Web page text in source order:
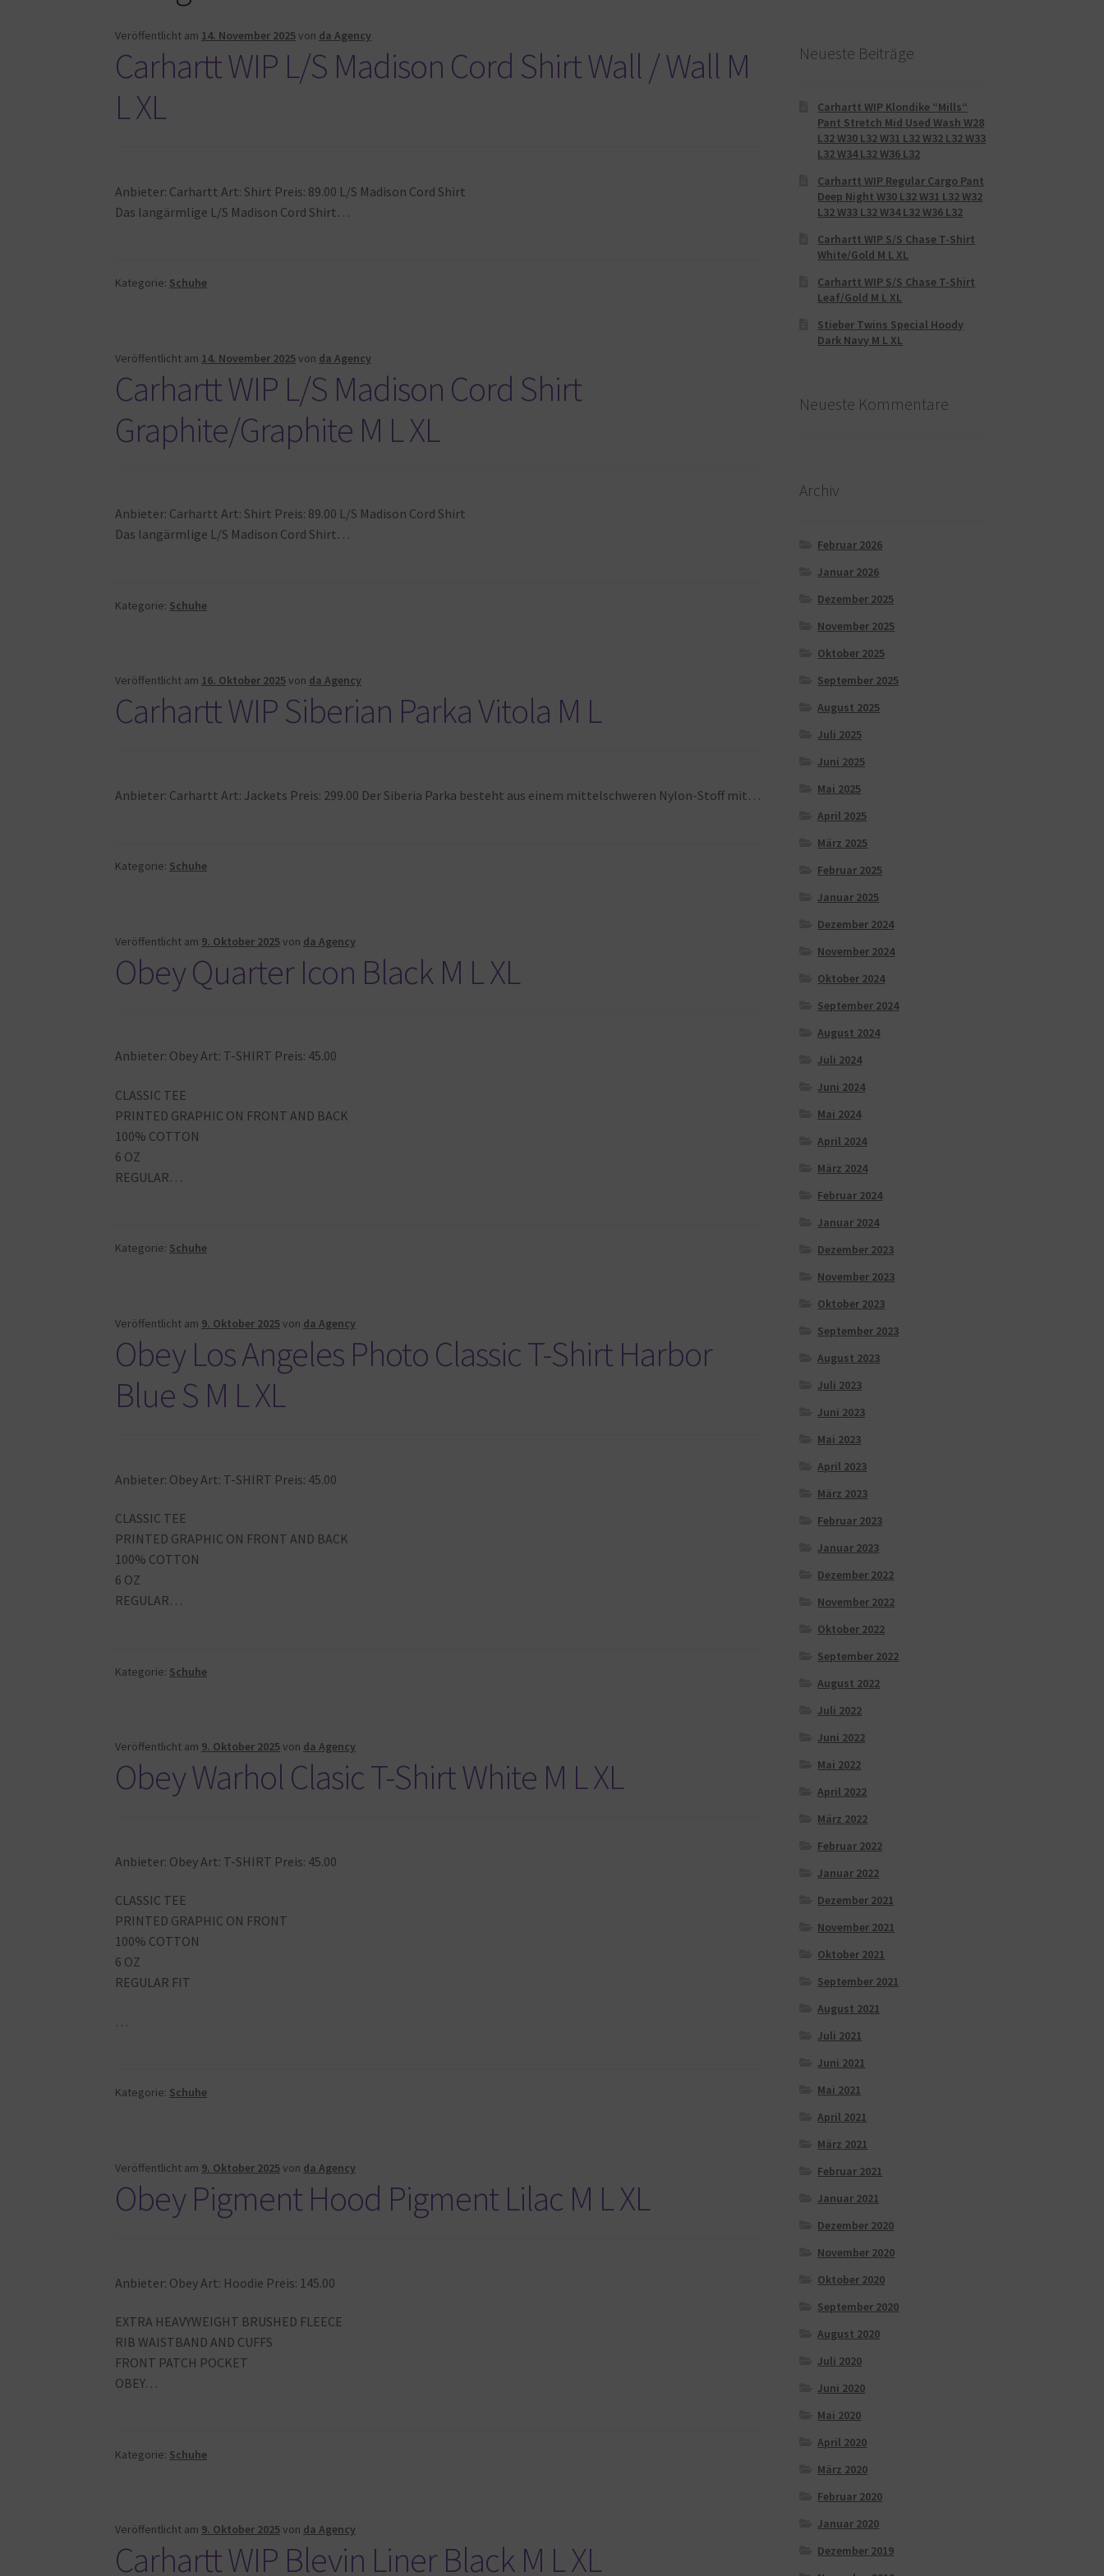
Veröffentlicht am 14. November 2025von da Agency
Carhartt WIP L/S Madison Cord Shirt Wall / Wall M
L XL
Anbieter: Carhartt Art: Shirt Preis: 89.00 L/S Madison Cord Shirt
Das langärmlige L/S Madison Cord Shirt…
Kategorie: Schuhe
Veröffentlicht am 14. November 2025von da Agency
Carhartt WIP L/S Madison Cord Shirt
Graphite/Graphite M L XL
Anbieter: Carhartt Art: Shirt Preis: 89.00 L/S Madison Cord Shirt
Das langärmlige L/S Madison Cord Shirt…
Kategorie: Schuhe
Veröffentlicht am 16. Oktober 2025von da Agency
Carhartt WIP Siberian Parka Vitola M L
Anbieter: Carhartt Art: Jackets Preis: 299.00 Der Siberia Parka besteht aus einem mittelschweren Nylon-Stoff mit…
Kategorie: Schuhe
Veröffentlicht am 9. Oktober 2025von da Agency
Obey Quarter Icon Black M L XL
Anbieter: Obey Art: T-SHIRT Preis: 45.00
CLASSIC TEE
PRINTED GRAPHIC ON FRONT AND BACK
100% COTTON
6 OZ
REGULAR…
Kategorie: Schuhe
Veröffentlicht am 9. Oktober 2025von da Agency
Obey Los Angeles Photo Classic T-Shirt Harbor
Blue S M L XL
Anbieter: Obey Art: T-SHIRT Preis: 45.00
CLASSIC TEE
PRINTED GRAPHIC ON FRONT AND BACK
100% COTTON
6 OZ
REGULAR…
Kategorie: Schuhe
Veröffentlicht am 9. Oktober 2025von da Agency
Obey Warhol Clasic T-Shirt White M L XL
Anbieter: Obey Art: T-SHIRT Preis: 45.00
CLASSIC TEE
PRINTED GRAPHIC ON FRONT
100% COTTON
6 OZ
REGULAR FIT
…
Kategorie: Schuhe
Veröffentlicht am 9. Oktober 2025von da Agency
Obey Pigment Hood Pigment Lilac M L XL
Anbieter: Obey Art: Hoodie Preis: 145.00
EXTRA HEAVYWEIGHT BRUSHED FLEECE
RIB WAISTBAND AND CUFFS
FRONT PATCH POCKET
OBEY…
Kategorie: Schuhe
Veröffentlicht am 9. Oktober 2025von da Agency
Carhartt WIP Blevin Liner Black M L XL
Neueste Beiträge
Carhartt WIP Klondike “Mills“
Pant Stretch Mid Used Wash W28
L32 W30 L32 W31 L32 W32 L32 W33
L32 W34 L32 W36 L32
Carhartt WIP Regular Cargo Pant
Deep Night W30 L32 W31 L32 W32
L32 W33 L32 W34 L32 W36 L32
Carhartt WIP S/S Chase T-Shirt
White/Gold M L XL
Carhartt WIP S/S Chase T-Shirt
Leaf/Gold M L XL
Stieber Twins Special Hoody
Dark Navy M L XL
Neueste Kommentare
Archiv
Februar 2026
Januar 2026
Dezember 2025
November 2025
Oktober 2025
September 2025
August 2025
Juli 2025
Juni 2025
Mai 2025
April 2025
März 2025
Februar 2025
Januar 2025
Dezember 2024
November 2024
Oktober 2024
September 2024
August 2024
Juli 2024
Juni 2024
Mai 2024
April 2024
März 2024
Februar 2024
Januar 2024
Dezember 2023
November 2023
Oktober 2023
September 2023
August 2023
Juli 2023
Juni 2023
Mai 2023
April 2023
März 2023
Februar 2023
Januar 2023
Dezember 2022
November 2022
Oktober 2022
September 2022
August 2022
Juli 2022
Juni 2022
Mai 2022
April 2022
März 2022
Februar 2022
Januar 2022
Dezember 2021
November 2021
Oktober 2021
September 2021
August 2021
Juli 2021
Juni 2021
Mai 2021
April 2021
März 2021
Februar 2021
Januar 2021
Dezember 2020
November 2020
Oktober 2020
September 2020
August 2020
Juli 2020
Juni 2020
Mai 2020
April 2020
März 2020
Februar 2020
Januar 2020
Dezember 2019